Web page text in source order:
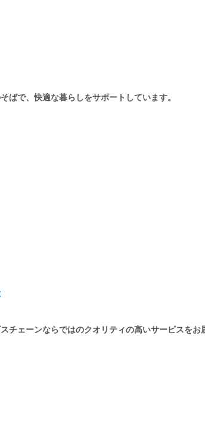
ばで、快適な暮らしをサポートしています。
チェーンならではのクオリティの高いサービスをお